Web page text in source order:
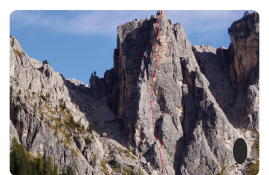
Joe
Falchetto
luma le
pupe
Esperanza
Piemonte